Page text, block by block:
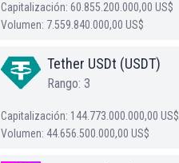
Capitalización: 60.855.200.000,00 US$
Volumen: 7.559.840.000,00 US$
Tether USDt (USDT)
Rango: 3
Capitalización: 144.773.000.000,00 US$
Volumen: 44.656.500.000,00 US$